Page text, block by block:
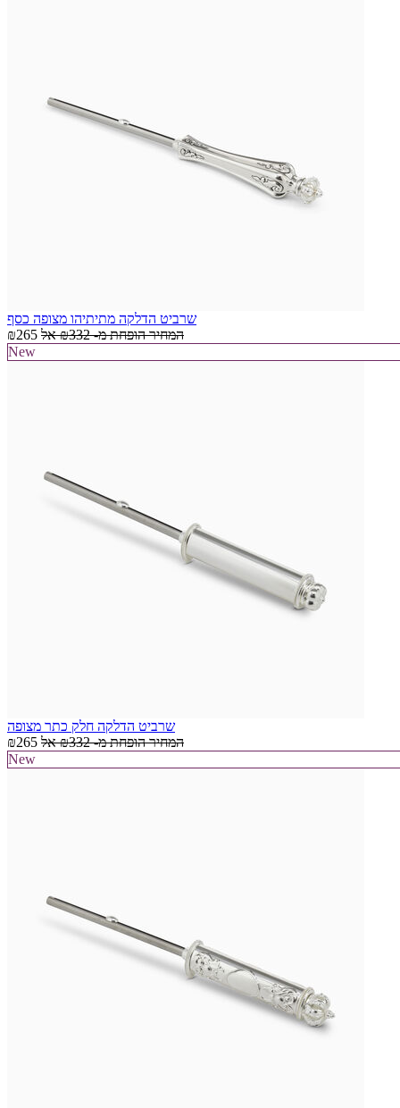
שרביט הדלקה מתיתיהו מצופה כסף
₪265
המחיר הופחת מ-₪332 אל
New
שרביט הדלקה חלק כתר מצופה
₪265
המחיר הופחת מ-₪332 אל
New